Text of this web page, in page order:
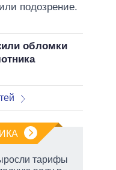
подозрение.
обломки
тарифы